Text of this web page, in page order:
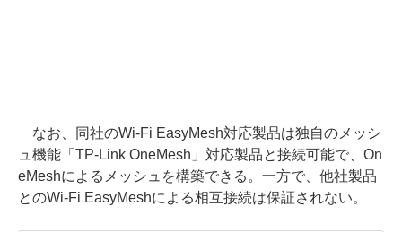
なお、同社のWi-Fi EasyMesh対応製品は独自のメッシ
ュ機能「TP-Link OneMesh」対応製品と接続可能で、On
eMeshによるメッシュを構築できる。一方で、他社製品
とのWi-Fi EasyMeshによる相互接続は保証されない。